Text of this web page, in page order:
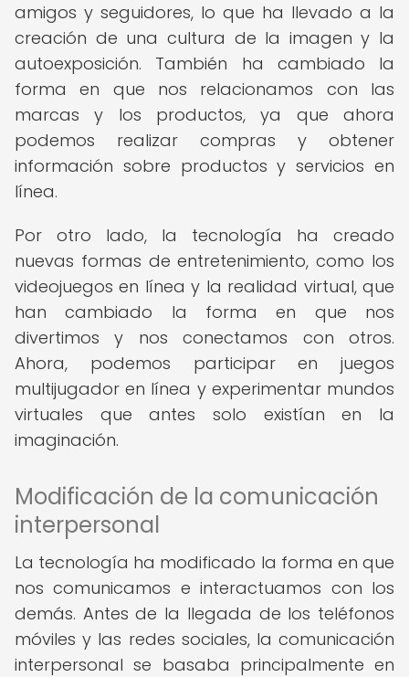
amigos y seguidores, lo que ha llevado a la
creación de una cultura de la imagen y la
autoexposición. También ha cambiado la
forma en que nos relacionamos con las
marcas y los productos, ya que ahora
podemos realizar compras y obtener
información sobre productos y servicios en
línea.
Por otro lado, la tecnología ha creado
nuevas formas de entretenimiento, como los
videojuegos en línea y la realidad virtual, que
han cambiado la forma en que nos
divertimos y nos conectamos con otros.
Ahora, podemos participar en juegos
multijugador en línea y experimentar mundos
virtuales que antes solo existían en la
imaginación.
Modificación de la comunicación
interpersonal
La tecnología ha modificado la forma en que
nos comunicamos e interactuamos con los
demás. Antes de la llegada de los teléfonos
móviles y las redes sociales, la comunicación
interpersonal se basaba principalmente en